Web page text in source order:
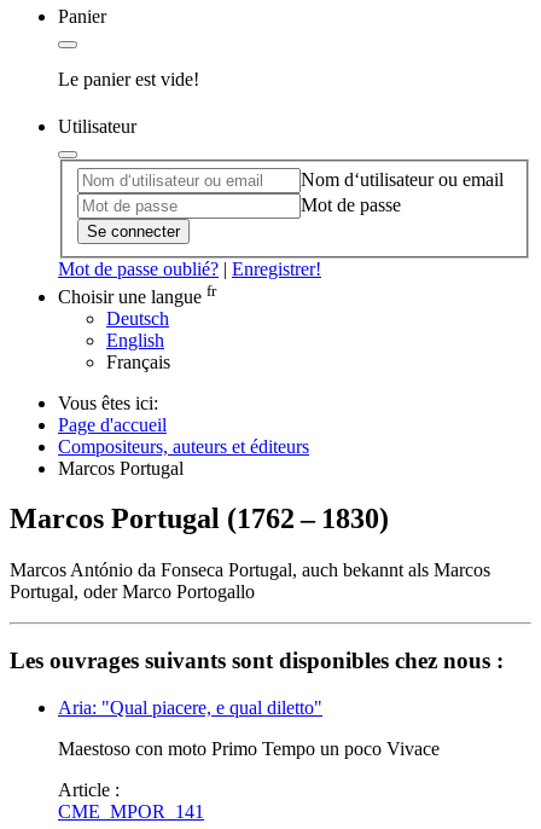
Panier
Le panier est vide!
Utilisateur
Nom d‘utilisateur ou email
Mot de passe
Se connecter
Mot de passe oublié? | Enregistrer!
Choisir une langue fr
Deutsch
English
Français
Vous êtes ici:
Page d'accueil
Compositeurs, auteurs et éditeurs
Marcos Portugal
Marcos Portugal (1762– 1830)
Marcos António da Fonseca Portugal, auch bekannt als Marcos
Portugal, oder Marco Portogallo
Les ouvrages suivants sont disponibles chez nous :
Aria: "Qual piacere, e qual diletto"
Maestoso con moto Primo Tempo un poco Vivace
Article :
CME_MPOR_141